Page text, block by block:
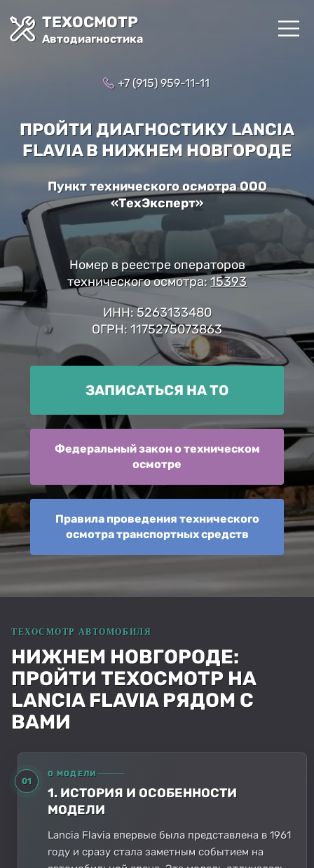
ТЕХОСМОТР
Автодиагностика
+7 (915) 959-11-11
ПРОЙТИ ДИАГНОСТИКУ LANCIA
FLAVIA В НИЖНЕМ НОВГОРОДЕ
Пункт технического осмотра ООО
«ТехЭксперт»
Номер в реестре операторов
технического осмотра:15393
ИНН: 5263133480
ОГРН: 1175275073863
ЗАПИСАТЬСЯ НА ТО
Федеральный закон о техническом
осмотре
Правила проведения технического
осмотра транспортных средств
НИЖНЕМ НОВГОРОДЕ:
ПРОЙТИ ТЕХОСМОТР НА
LANCIA FLAVIA РЯДОМ С
ВАМИ
01
О МОДЕЛИ
1. ИСТОРИЯ И ОСОБЕННОСТИ
МОДЕЛИ
Lancia Flavia впервые была представлена в 1961
году и сразу стала заметным событием на